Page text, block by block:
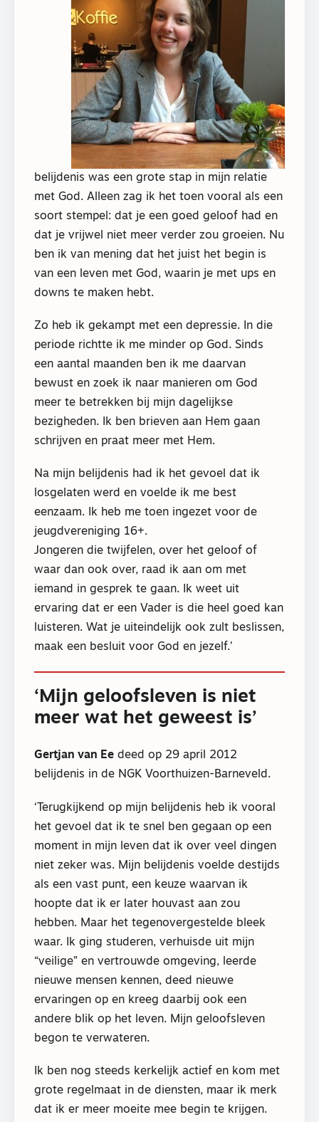
belijdenis was een grote stap in mijn relatie
met God. Alleen zag ik het toen vooral als een
soort stempel: dat je een goed geloof had en
dat je vrijwel niet meer verder zou groeien. Nu
ben ik van mening dat het juist het begin is
van een leven met God, waarin je met ups en
downs te maken hebt.
Zo heb ik gekampt met een depressie. In die
periode richtte ik me minder op God. Sinds
een aantal maanden ben ik me daarvan
bewust en zoek ik naar manieren om God
meer te betrekken bij mijn dagelijkse
bezigheden. Ik ben brieven aan Hem gaan
schrijven en praat meer met Hem.
Na mijn belijdenis had ik het gevoel dat ik
losgelaten werd en voelde ik me best
eenzaam. Ik heb me toen ingezet voor de
jeugdvereniging 16+.
Jongeren die twijfelen, over het geloof of
waar dan ook over, raad ik aan om met
iemand in gesprek te gaan. Ik weet uit
ervaring dat er een Vader is die heel goed kan
luisteren. Wat je uiteindelijk ook zult beslissen,
maak een besluit voor God en jezelf.’
‘Mijn geloofsleven is niet
meer wat het geweest is’
Gertjan van Ee deed op 29 april 2012
belijdenis in de NGK Voorthuizen-Barneveld.
‘Terugkijkend op mijn belijdenis heb ik vooral
het gevoel dat ik te snel ben gegaan op een
moment in mijn leven dat ik over veel dingen
niet zeker was. Mijn belijdenis voelde destijds
als een vast punt, een keuze waarvan ik
hoopte dat ik er later houvast aan zou
hebben. Maar het tegenovergestelde bleek
waar. Ik ging studeren, verhuisde uit mijn
“veilige” en vertrouwde omgeving, leerde
nieuwe mensen kennen, deed nieuwe
ervaringen op en kreeg daarbij ook een
andere blik op het leven. Mijn geloofsleven
begon te verwateren.
Ik ben nog steeds kerkelijk actief en kom met
grote regelmaat in de diensten, maar ik merk
dat ik er meer moeite mee begin te krijgen.